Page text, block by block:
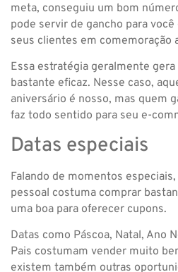
meta, conseguiu um bom
pode servir de gancho para
seus clientes em comemoração
Essa estratégia geralmente
bastante eficaz. Nesse caso,
aniversário é nosso, mas quem
faz todo sentido para seu e-
Datas especiais
Falando de momentos
pessoal costuma comprar
uma boa para oferecer cupons.
Datas como Páscoa, Natal, Ano
Pais costumam vender muito
existem também outras